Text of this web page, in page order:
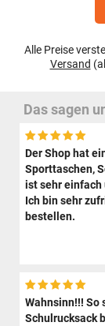
Alle Preise
Versand
Das sagen
Der Shop hat
Sporttaschen,
ist sehr einfach
Ich bin sehr
bestellen.
Wahnsinn!!! So
Schulrucksack